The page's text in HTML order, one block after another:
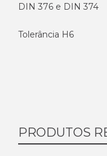
DIN 376 e DIN 374
Tolerância H6
PRODUTOS